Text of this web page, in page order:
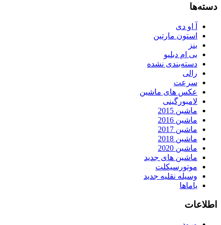
دسته‌ها
آ او دی
استون مارتین
بنز
بی ام دبلیو
دسته‌بندی نشده
رالی
سرعت
عکس های ماشین
لامبورگینی
ماشین 2015
ماشین 2016
ماشین 2017
ماشین 2018
ماشین 2020
ماشین های جدید
موتورسیکلت
وسیله نقلیه جدید
یاماها
اطلاعات